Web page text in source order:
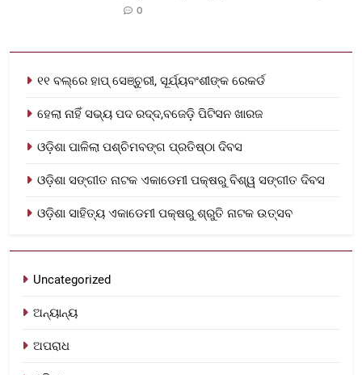
0
୧୧ ବଲ୍‌ରେ ହାପ୍ ସେଞ୍ଚୁରୀ, ସୂର୍ଯ୍ୟବଂଶୀଙ୍କ ରେକର୍ଡ
ହେଲା ନାହିଁ ସଭ୍ୟ ପଦ ରଦ୍ଦ,ବଜେଡ଼ି ପିଟିସନ ଖାରଜ
ଓଡ଼ିଶା ପାଳିଲା ପଶ୍ଚିମବଙ୍ଗ ପ୍ରତିଷ୍ଠା ଦିବସ
ଓଡ଼ିଶା ସଙ୍ଗୀତ ନାଟକ ଏକାଡେମୀ ପକ୍ଷରୁ ବିଶ୍ୱ ସଙ୍ଗୀତ ଦିବସ
ଓଡ଼ିଶା ସାହିତ୍ୟ ଏକାଡେମୀ ପକ୍ଷରୁ ଶ୍ରୁତି ନାଟକ ଉତ୍ସବ
Uncategorized
ଅନ୍ୟାନ୍ୟ
ଅପରାଧ